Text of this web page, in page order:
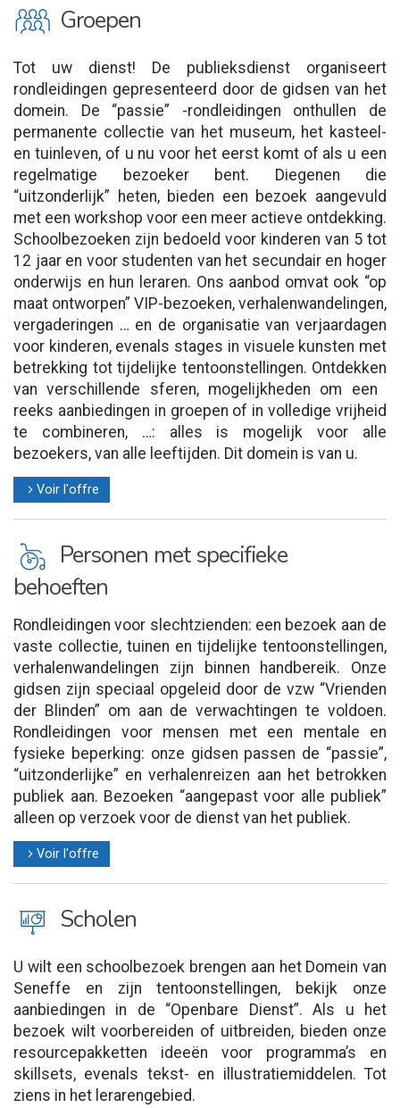
O Groepen
Tot uw dienst! De publieksdienst organiseert
rondleidingen gepresenteerd door de gidsen van het
domein. De “passie” -rondleidingen onthullen de
permanente collectie van het museum, het kasteel-
en tuinleven, of u nu voor het eerst komt of als u een
regelmatige bezoeker bent. Diegenen die
“uitzonderlijk” heten, bieden een bezoek aangevuld
met een workshop voor een meer actieve ontdekking.
Schoolbezoeken zijn bedoeld voor kinderen van 5 tot
12 jaar en voor studenten van het secundair en hoger
onderwijs en hun leraren. Ons aanbod omvat ook “op
maat ontworpen” VIP-bezoeken, verhalenwandelingen,
vergaderingen … en de organisatie van verjaardagen
voor kinderen, evenals stages in visuele kunsten met
betrekking tot tijdelijke tentoonstellingen. Ontdekken
van verschillende sferen, mogelijkheden om een ​​
reeks aanbiedingen in groepen of in volledige vrijheid
te combineren, …: alles is mogelijk voor alle
bezoekers, van alle leeftijden. Dit domein is van u.
l Voir l'offre
L Personen met specifieke
behoeften
Rondleidingen voor slechtzienden: een bezoek aan de
vaste collectie, tuinen en tijdelijke tentoonstellingen,
verhalenwandelingen zijn binnen handbereik. Onze
gidsen zijn speciaal opgeleid door de vzw “Vrienden
der Blinden” om aan de verwachtingen te voldoen.
Rondleidingen voor mensen met een mentale en
fysieke beperking: onze gidsen passen de “passie”,
“uitzonderlijke” en verhalenreizen aan het betrokken
publiek aan. Bezoeken “aangepast voor alle publiek”
alleen op verzoek voor de dienst van het publiek.
l Voir l'offre
J Scholen
U wilt een schoolbezoek brengen aan het Domein van
Seneffe en zijn tentoonstellingen, bekijk onze
aanbiedingen in de “Openbare Dienst”. Als u het
bezoek wilt voorbereiden of uitbreiden, bieden onze
resourcepakketten ideeën voor programma’s en
skillsets, evenals tekst- en illustratiemiddelen. Tot
ziens in het lerarengebied.